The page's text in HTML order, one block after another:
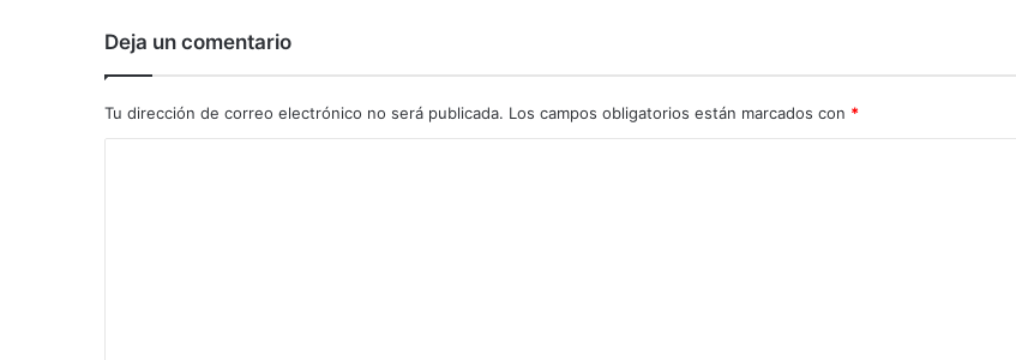
Deja un comentario
Tu dirección de correo electrónico no será publicada. Los campos obligatorios están marcados con *